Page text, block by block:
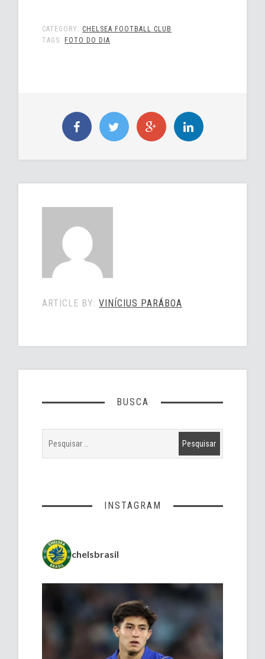
CATEGORY: CHELSEA FOOTBALL CLUB
TAGS: FOTO DO DIA
ARTICLE BY:VINÍCIUS PARÁBOA
BUSCA
INSTAGRAM
chelsbrasil